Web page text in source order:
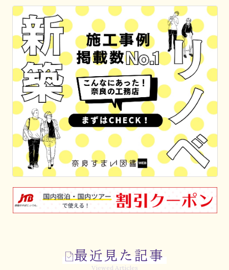
最近見た記事
Viewed Articles